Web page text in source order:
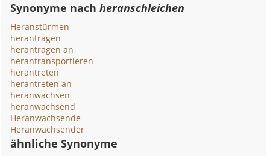
Synonyme nachheranschleichen
Heranstürmen
herantragen
herantragen an
herantransportieren
herantreten
herantreten an
heranwachsen
heranwachsend
Heranwachsende
Heranwachsender
ähnliche Synonyme